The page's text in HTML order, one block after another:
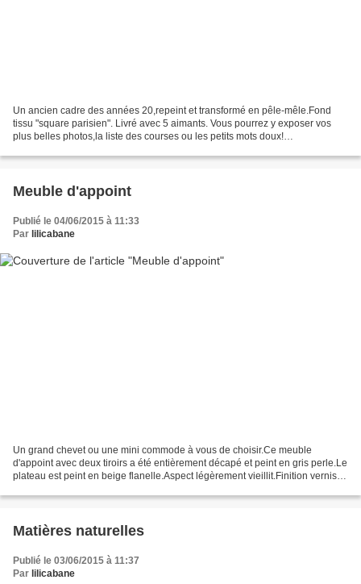
Un ancien cadre des années 20,repeint et transformé en pêle-mêle.Fond
tissu "square parisien". Livré avec 5 aimants. Vous pourrez y exposer vos
plus belles photos,la liste des courses ou les petits mots doux!
Meuble d'appoint
Publié le 04/06/2015 à 11:33
Par lilicabane
Un grand chevet ou une mini commode à vous de choisir.Ce meuble
d'appoint avec deux tiroirs a été entièrement décapé et peint en gris perle.Le
plateau est peint en beige flanelle.Aspect légèrement vieillit.Finition vernis
Matières naturelles
Publié le 03/06/2015 à 11:37
Par lilicabane